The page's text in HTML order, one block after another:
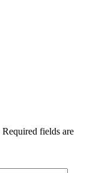
Required fields are